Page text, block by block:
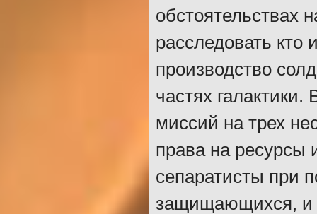
обстоятельствах
расследовать кто
производство
частях галактики.
миссий на трех
права на ресурсы
сепаратисты при
защищающихся, и